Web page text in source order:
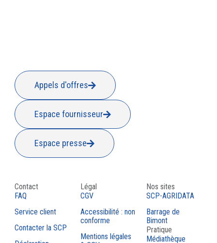
Appels d'offres
Espace fournisseur
Espace presse
Contact
FAQ
Service client
Contacter la SCP
Légal
CGV
Accessibilité : non
conforme
Mentions légales
Nos sites
SCP-AGRIDATA
Barrage de
Bimont
Pratique
Médiathèque